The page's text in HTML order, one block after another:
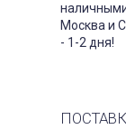
Москва и
- 1-2 дня!